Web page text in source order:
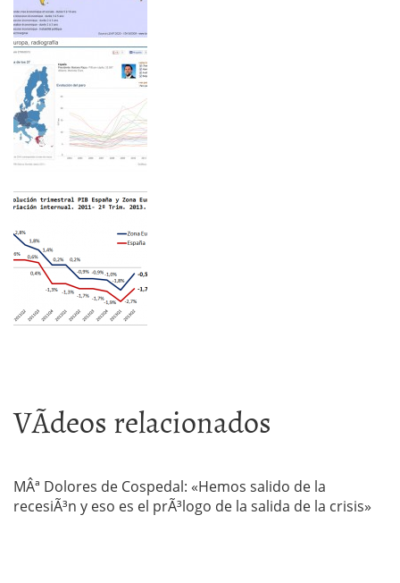
VÃ­deos relacionados
MÂª Dolores de Cospedal: «Hemos salido de la
recesiÃ³n y eso es el prÃ³logo de la salida de la crisis»